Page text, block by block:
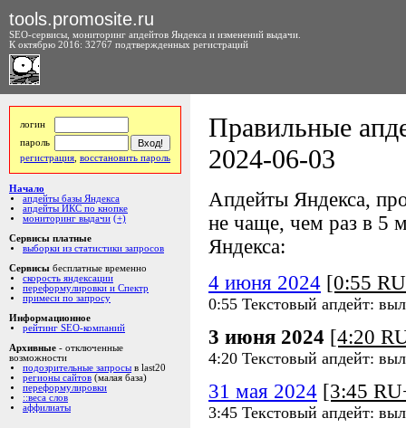
tools.promosite.ru
SEO-сервисы, мониторинг апдейтов Яндекса и изменений выдачи.
К октябрю 2016: 32767 подтвержденных регистраций
логин
пароль
регистрация восстановить пароль
Начало
апдейты базы Яндекса
апдейты ИКС по кнопке
мониторинг выдачи (+)
Сервисы платные
выборки из статистики запросов
Сервисы бесплатные временно
скорость яндексации
переформулировки и Спектр
примеси по запросу
Информационное
рейтинг SEO-компаний
Архивные - отключенные
возможности
подозрительные запросы в last20
регионы сайтов (малая база)
переформулировки
::веса слов
аффилиаты
Правильные
2024-06-03
Апдейты Яндекса,
не чаще, чем раз в 5
Яндекса:
4 июня 2024 [0:55
0:55 Текстовый апдейт:
3 июня 2024 [4:20
4:20 Текстовый апдейт:
31 мая 2024 [3:45
3:45 Текстовый апдейт: